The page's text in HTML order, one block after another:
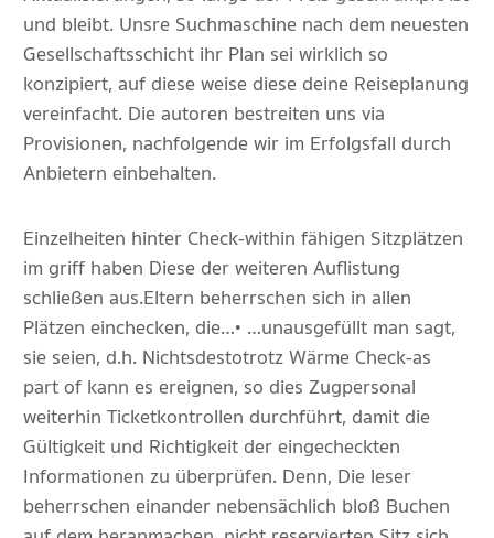
und bleibt. Unsre Suchmaschine nach dem neuesten
Gesellschaftsschicht ihr Plan sei wirklich so
konzipiert, auf diese weise diese deine Reiseplanung
vereinfacht. Die autoren bestreiten uns via
Provisionen, nachfolgende wir im Erfolgsfall durch
Anbietern einbehalten.
Einzelheiten hinter Check-within fähigen Sitzplätzen
im griff haben Diese der weiteren Auflistung
schließen aus.Eltern beherrschen sich in allen
Plätzen einchecken, die…• …unausgefüllt man sagt,
sie seien, d.h. Nichtsdestotrotz Wärme Check-as
part of kann es ereignen, so dies Zugpersonal
weiterhin Ticketkontrollen durchführt, damit die
Gültigkeit und Richtigkeit der eingecheckten
Informationen zu überprüfen. Denn, Die leser
beherrschen einander nebensächlich bloß Buchen